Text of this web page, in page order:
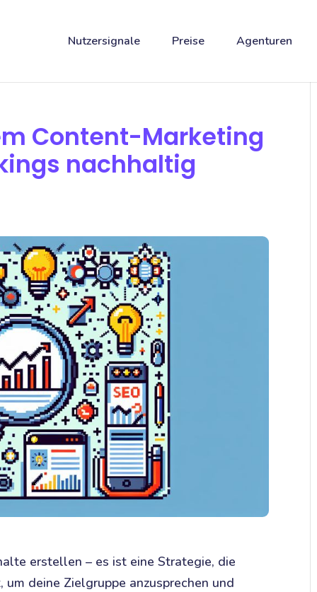
Nutzersignale Preise Agenturen
Content-Marketing
nachhaltig
erstellen – es ist eine Strategie, die
deine Zielgruppe anzusprechen und